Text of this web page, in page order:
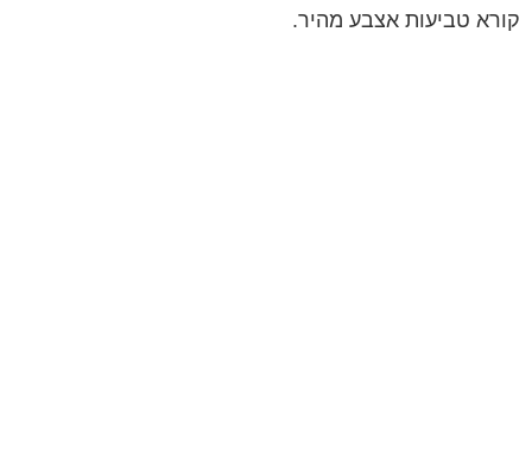
קורא טביעות אצבע מהיר.